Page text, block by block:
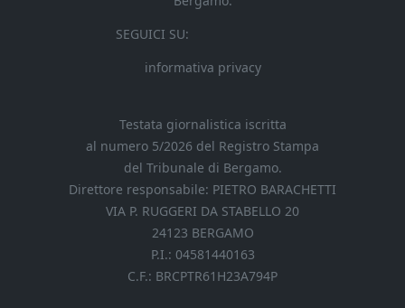
SEGUICI SU:
informativa privacy
Testata giornalistica iscritta
al numero 5/2026 del Registro Stampa
del Tribunale di Bergamo.
Direttore responsabile: PIETRO BARACHETTI
VIA P. RUGGERI DA STABELLO 20
24123 BERGAMO
P.I.: 04581440163
C.F.: BRCPTR61H23A794P